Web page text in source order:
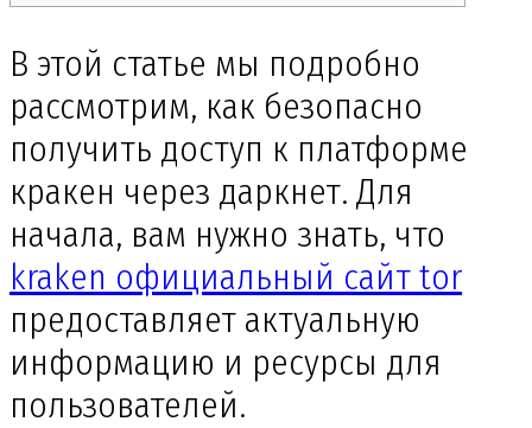
В этой статье мы подробно
рассмотрим, как безопасно
получить доступ к платформе
кракен через даркнет. Для
начала, вам нужно знать, что
kraken официальный сайт tor
предоставляет актуальную
информацию и ресурсы для
пользователей.